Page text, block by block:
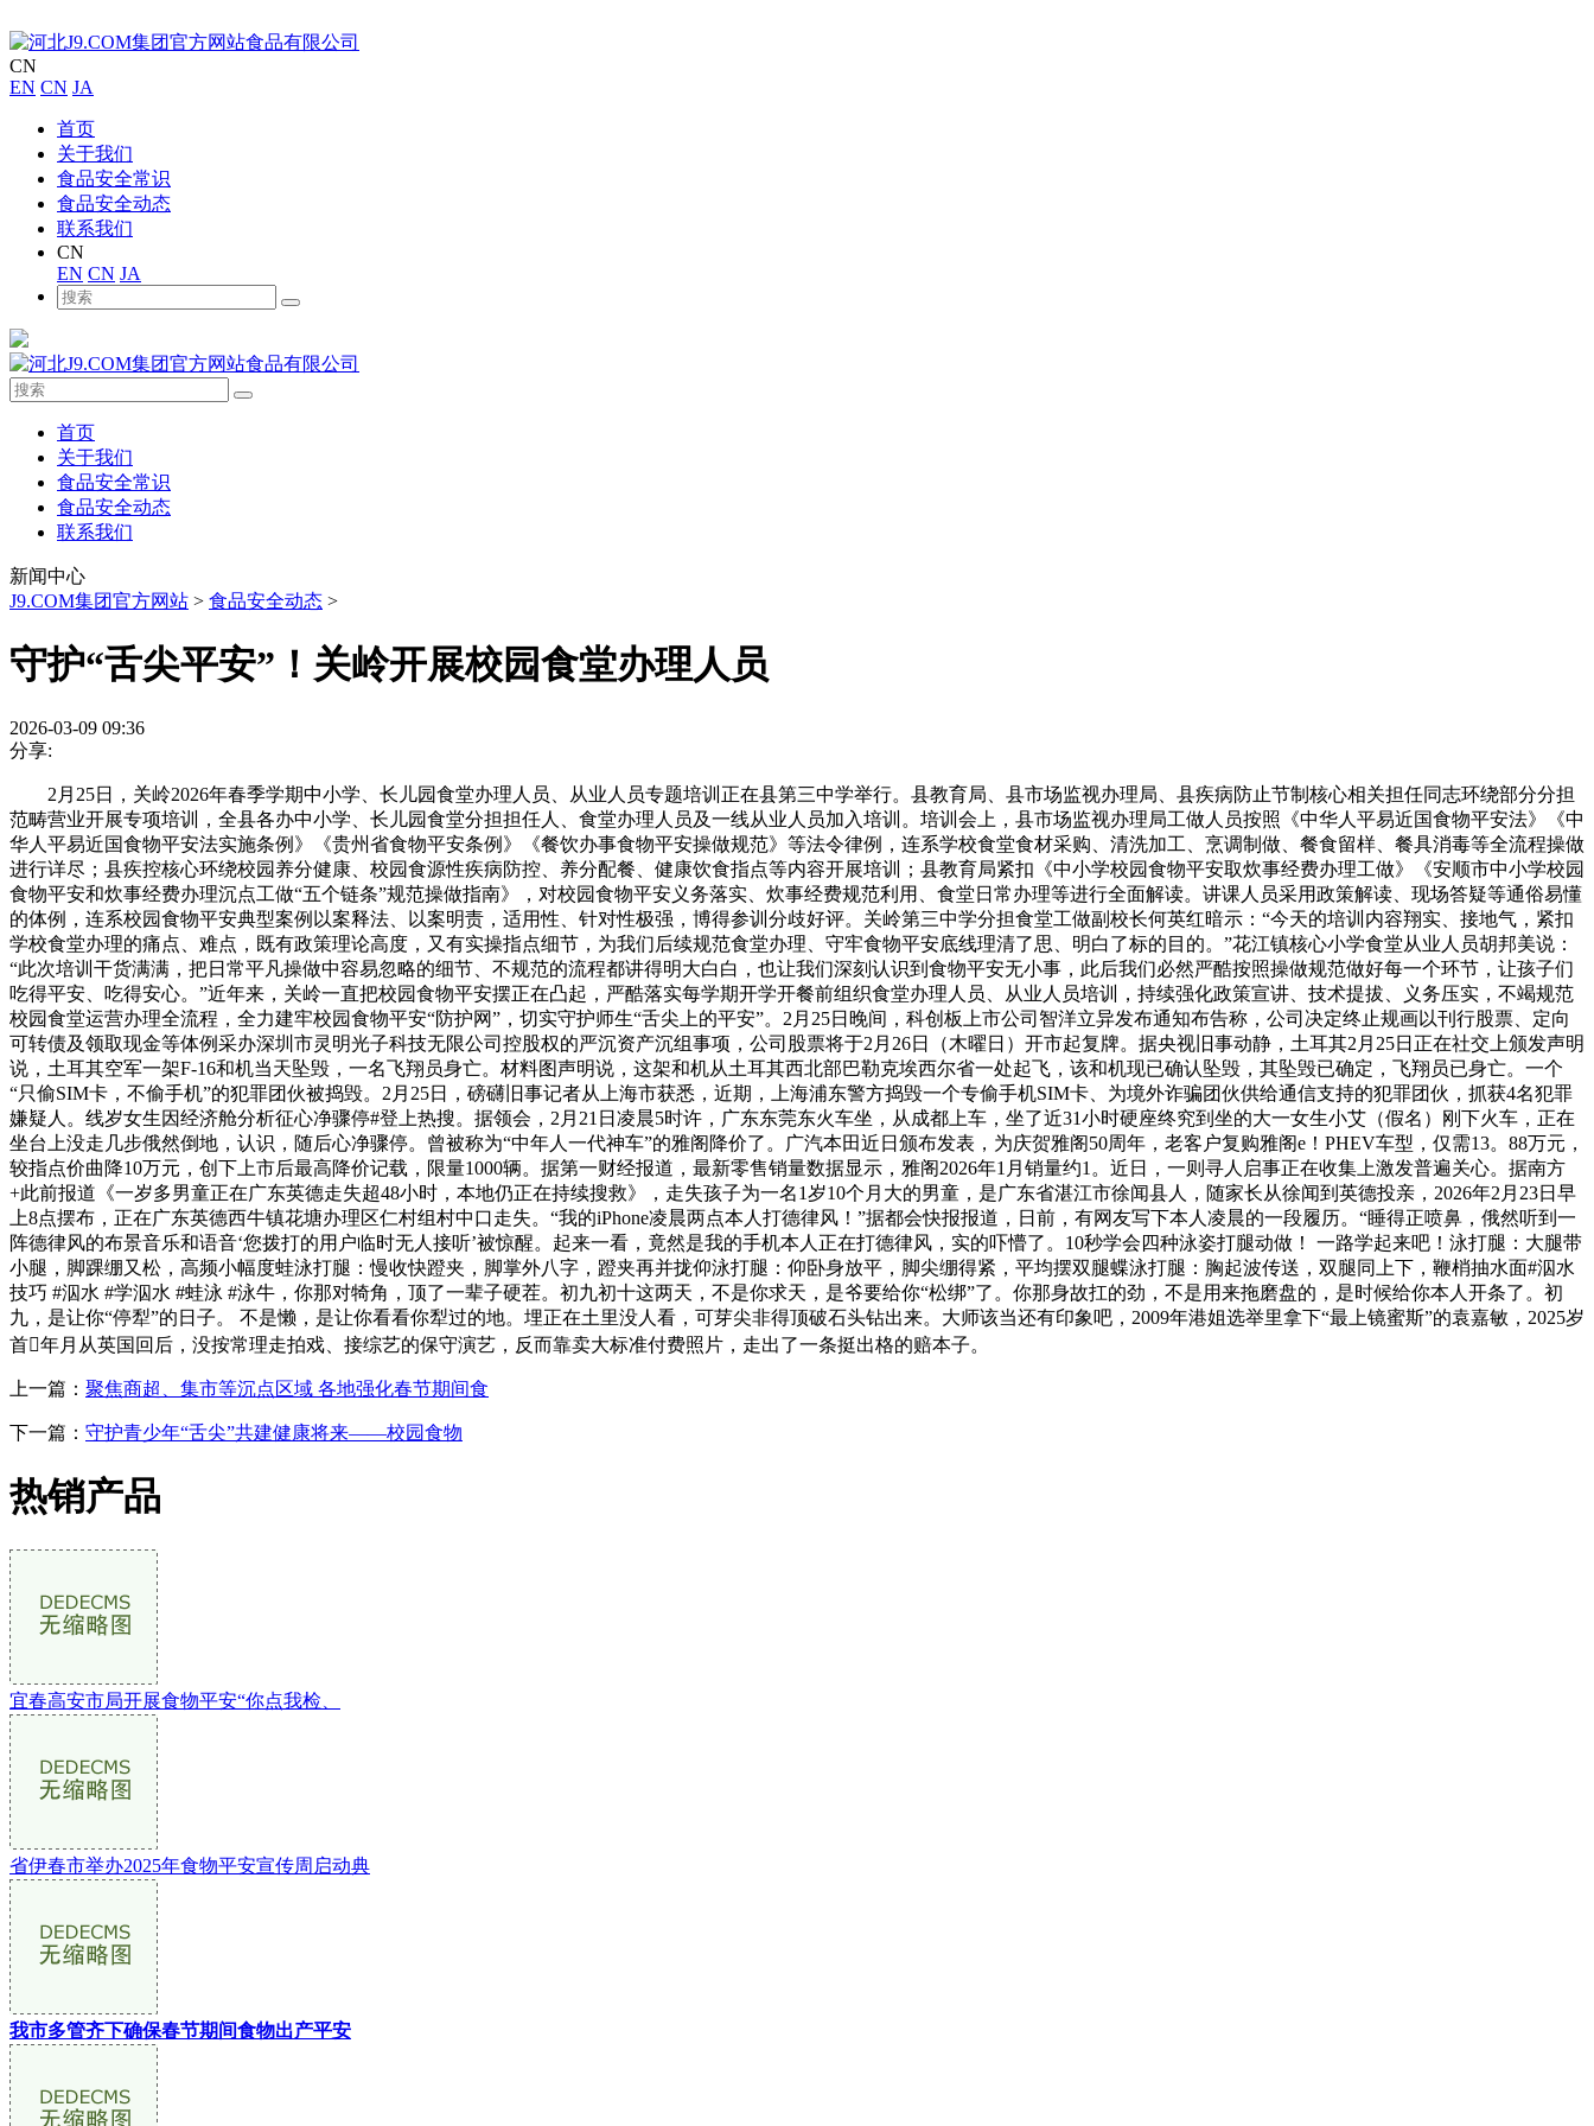
CN
EN CN JA
首页
关于我们
食品安全常识
食品安全动态
联系我们
CN
EN CN JA
首页
关于我们
食品安全常识
食品安全动态
联系我们
新闻中心
J9.COM集团官方网站 > 食品安全动态 >
守护“舌尖平安”！关岭开展校园食堂办理人员
2026-03-09 09:36
分享:
2月25日，关岭2026年春季学期中小学、长儿园食堂办理人员、从业人员专题培训正在县第三中学举行。县教育局、县市场监视办理局、县疾病防止节制核心相关担任同志环绕部分分担
范畴营业开展专项培训，全县各办中小学、长儿园食堂分担担任人、食堂办理人员及一线从业人员加入培训。培训会上，县市场监视办理局工做人员按照《中华人平易近国食物平安法》《中
华人平易近国食物平安法实施条例》《贵州省食物平安条例》《餐饮办事食物平安操做规范》等法令律例，连系学校食堂食材采购、清洗加工、烹调制做、餐食留样、餐具消毒等全流程操做
进行详尽；县疾控核心环绕校园养分健康、校园食源性疾病防控、养分配餐、健康饮食指点等内容开展培训；县教育局紧扣《中小学校园食物平安取炊事经费办理工做》《安顺市中小学校园
食物平安和炊事经费办理沉点工做“五个链条”规范操做指南》，对校园食物平安义务落实、炊事经费规范利用、食堂日常办理等进行全面解读。讲课人员采用政策解读、现场答疑等通俗易懂
的体例，连系校园食物平安典型案例以案释法、以案明责，适用性、针对性极强，博得参训分歧好评。关岭第三中学分担食堂工做副校长何英红暗示：“今天的培训内容翔实、接地气，紧扣
学校食堂办理的痛点、难点，既有政策理论高度，又有实操指点细节，为我们后续规范食堂办理、守牢食物平安底线理清了思、明白了标的目的。”花江镇核心小学食堂从业人员胡邦美说：
“此次培训干货满满，把日常平凡操做中容易忽略的细节、不规范的流程都讲得明大白白，也让我们深刻认识到食物平安无小事，此后我们必然严酷按照操做规范做好每一个环节，让孩子们
吃得平安、吃得安心。”近年来，关岭一直把校园食物平安摆正在凸起，严酷落实每学期开学开餐前组织食堂办理人员、从业人员培训，持续强化政策宣讲、技术提拔、义务压实，不竭规范
校园食堂运营办理全流程，全力建牢校园食物平安“防护网”，切实守护师生“舌尖上的平安”。2月25日晚间，科创板上市公司智洋立异发布通知布告称，公司决定终止规画以刊行股票、定向
可转债及领取现金等体例采办深圳市灵明光子科技无限公司控股权的严沉资产沉组事项，公司股票将于2月26日（木曜日）开市起复牌。据央视旧事动静，土耳其2月25日正在社交上颁发声明
说，土耳其空军一架F-16和机当天坠毁，一名飞翔员身亡。材料图声明说，这架和机从土耳其西北部巴勒克埃西尔省一处起飞，该和机现已确认坠毁，其坠毁已确定，飞翔员已身亡。一个
“只偷SIM卡，不偷手机”的犯罪团伙被捣毁。2月25日，磅礴旧事记者从上海市获悉，近期，上海浦东警方捣毁一个专偷手机SIM卡、为境外诈骗团伙供给通信支持的犯罪团伙，抓获4名犯罪
嫌疑人。线岁女生因经济舱分析征心净骤停#登上热搜。据领会，2月21日凌晨5时许，广东东莞东火车坐，从成都上车，坐了近31小时硬座终究到坐的大一女生小艾（假名）刚下火车，正在
坐台上没走几步俄然倒地，认识，随后心净骤停。曾被称为“中年人一代神车”的雅阁降价了。广汽本田近日颁布发表，为庆贺雅阁50周年，老客户复购雅阁e！PHEV车型，仅需13。88万元，
较指点价曲降10万元，创下上市后最高降价记载，限量1000辆。据第一财经报道，最新零售销量数据显示，雅阁2026年1月销量约1。近日，一则寻人启事正在收集上激发普遍关心。据南方
+此前报道《一岁多男童正在广东英德走失超48小时，本地仍正在持续搜救》，走失孩子为一名1岁10个月大的男童，是广东省湛江市徐闻县人，随家长从徐闻到英德投亲，2026年2月23日早
上8点摆布，正在广东英德西牛镇花塘办理区仁村组村中口走失。“我的iPhone凌晨两点本人打德律风！”据都会快报报道，日前，有网友写下本人凌晨的一段履历。“睡得正喷鼻，俄然听到一
阵德律风的布景音乐和语音‘您拨打的用户临时无人接听’被惊醒。起来一看，竟然是我的手机本人正在打德律风，实的吓懵了。10秒学会四种泳姿打腿动做！ 一路学起来吧！泳打腿：大腿带
小腿，脚踝绷又松，高频小幅度蛙泳打腿：慢收快蹬夹，脚掌外八字，蹬夹再并拢仰泳打腿：仰卧身放平，脚尖绷得紧，平均摆双腿蝶泳打腿：胸起波传送，双腿同上下，鞭梢抽水面#泅水
技巧 #泅水 #学泅水 #蛙泳 #泳牛，你那对犄角，顶了一辈子硬茬。初九初十这两天，不是你求天，是爷要给你“松绑”了。你那身故扛的劲，不是用来拖磨盘的，是时候给你本人开条了。初
九，是让你“停犁”的日子。 不是懒，是让你看看你犁过的地。埋正在土里没人看，可芽尖非得顶破石头钻出来。大师该当还有印象吧，2009年港姐选举里拿下“最上镜蜜斯”的袁嘉敏，2025岁
首年月从英国回后，没按常理走拍戏、接综艺的保守演艺，反而靠卖大标准付费照片，走出了一条挺出格的赔本子。
上一篇： 聚焦商超、集市等沉点区域 各地强化春节期间食
下一篇： 守护青少年“舌尖”共建健康将来——校园食物
热销产品
宜春高安市局开展食物平安“你点我检、
省伊春市举办2025年食物平安宣传周启动典
我市多管齐下确保春节期间食物出产平安